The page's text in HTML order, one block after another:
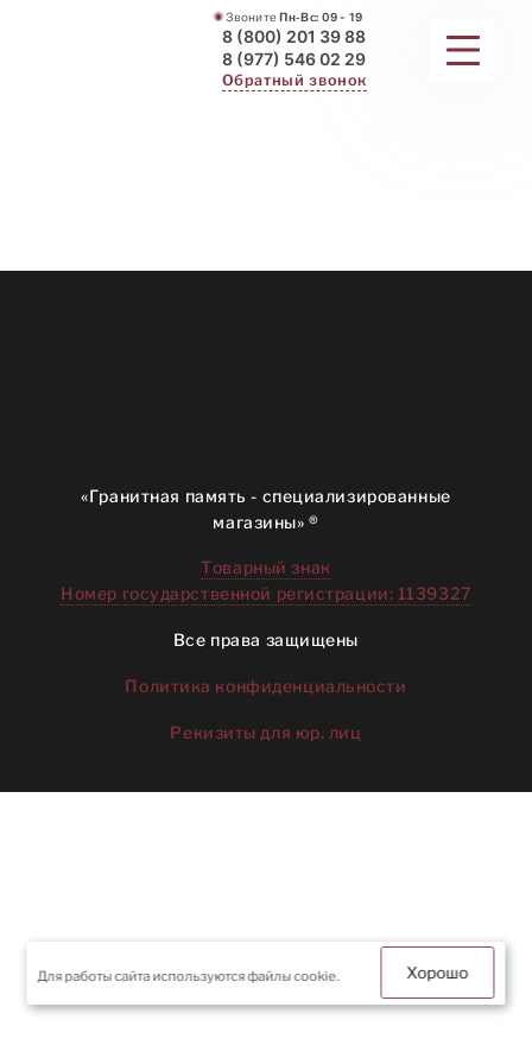
ЗвонитеПн-Вс: 09 - 19
8 (800) 201 39 88
8 (977) 546 02 29
Обратный звонок
ДЛЯ ХРАМА
О КОМПАНИИ
«Гранитная память - специализированные
магазины» ®
Товарный знак
Номер государственной регистрации: 1139327
Все права защищены
Политика конфиденциальности
Рекизиты для юр. лиц
Для работы сайта используются файлы cookie. Хорошо